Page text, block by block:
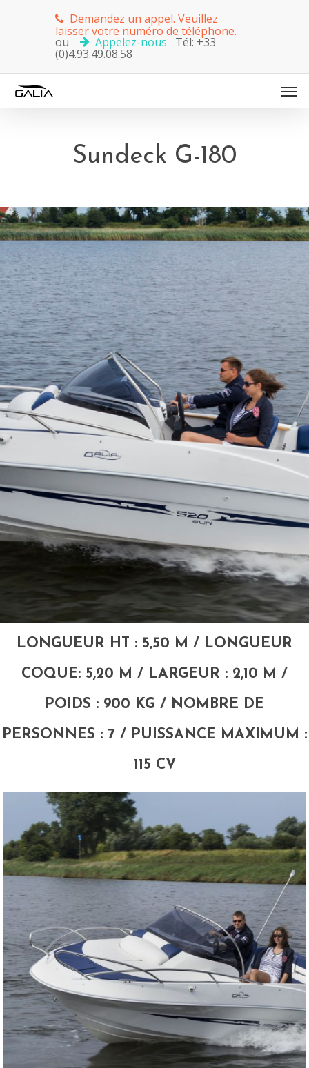
Demandez un appel. Veuillez
laisser votre numéro de téléphone.
ou Appelez-nous
Tél: +33
(0)4.93.49.08.58
Sundeck G-180
LONGUEUR HT : 5,50 M / LONGUEUR
COQUE: 5,20 M / LARGEUR : 2,10 M /
POIDS : 900 KG / NOMBRE DE
PERSONNES : 7 / PUISSANCE MAXIMUM :
115 CV